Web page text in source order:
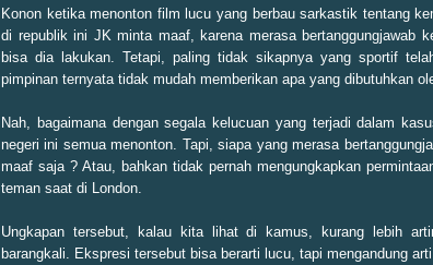
Konon ketika menonton film lucu yang berbau sarkastik tentang
di republik ini JK minta maaf, karena merasa bertanggungjawab
bisa dia lakukan. Tetapi, paling tidak sikapnya yang sportif
pimpinan ternyata tidak mudah memberikan apa yang dibutuhkan
Nah, bagaimana dengan segala kelucuan yang terjadi dalam
negeri ini semua menonton. Tapi, siapa yang merasa
maaf saja ? Atau, bahkan tidak pernah mengungkapkan
teman saat di London.
Ungkapan tersebut, kalau kita lihat di kamus, kurang lebih
barangkali. Ekspresi tersebut bisa berarti lucu, tapi mengandung arti